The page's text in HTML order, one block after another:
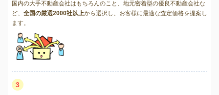
国内の大手不動産会社はもちろんのこと、地元密着型の優良不動産会社な
ど、 全国の厳選2000社以上から選択し、お客様に最適な査定価格を提案し
ます。
3